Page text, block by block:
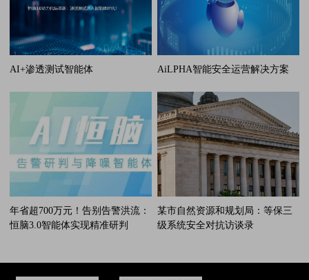
AI+渗透测试智能体 AiLPHA智能安全运营解决方案
年省超700万元！告别告警洪流：
恒脑3.0智能体实现精准研判
某市自然资源和规划局：等保三
级系统安全对抗访谈录